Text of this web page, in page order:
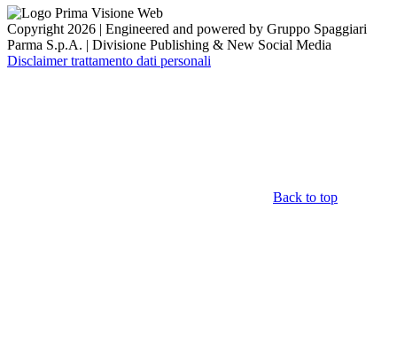
Copyright 2026 | Engineered and powered by Gruppo Spaggiari
Parma S.p.A. | Divisione Publishing & New Social Media
Disclaimer trattamento dati personali
Back to top